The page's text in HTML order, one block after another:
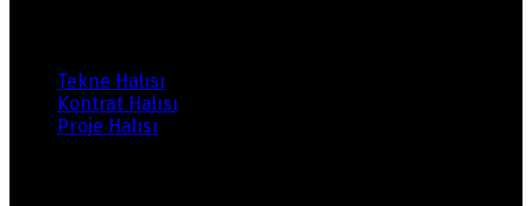
Tekne Halısı
Kontrat Halısı
Proje Halısı